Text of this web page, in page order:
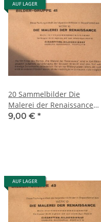
AUF LAGER
20 Sammelbilder Die
Malerei der Renaissance
Gr.41
9,00 € *
AUF LAGER